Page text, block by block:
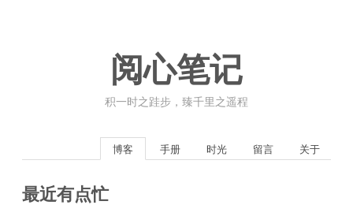
阅心笔记
积一时之跬步，臻千里之遥程
博客 手册 时光 留言 关于
最近有点忙